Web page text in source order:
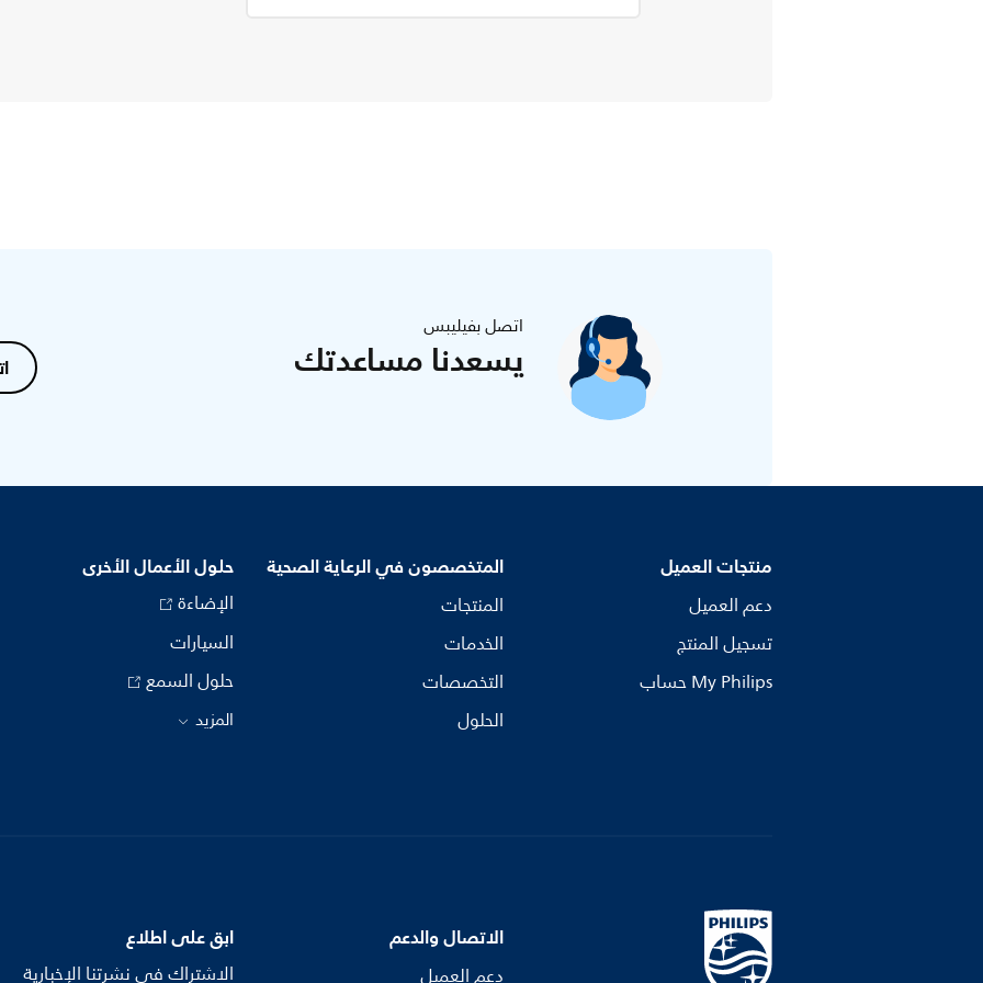
اتصل بفيليبس
يسعدنا مساعدتك
منتجات العميل
دعم العميل
تسجيل المنتج
My Philips حساب
المتخصصون في الرعاية الصحية
المنتجات
الخدمات
التخصصات
الحلول
حلول الأعمال الأخرى
الإضاءة
السيارات
حلول السمع
المزيد
الاتصال والدعم
دعم العميل
ابق على اطلاع
الاشتراك في نشرتنا الإخبارية